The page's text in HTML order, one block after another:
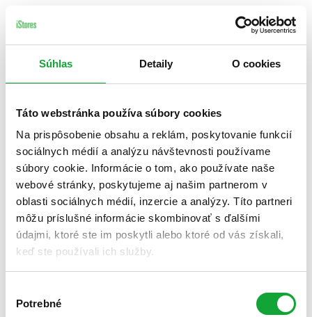
Súhlas Detaily O cookies
Táto webstránka používa súbory cookies
Na prispôsobenie obsahu a reklám, poskytovanie funkcií
sociálnych médií a analýzu návštevnosti používame
súbory cookie. Informácie o tom, ako používate naše
webové stránky, poskytujeme aj našim partnerom v
oblasti sociálnych médií, inzercie a analýzy. Títo partneri
môžu príslušné informácie skombinovať s ďalšími
údajmi, ktoré ste im poskytli alebo ktoré od vás získali,
keď ste používali ich služby.
súhlasu
Potrebné